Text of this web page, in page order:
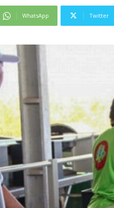
WhatsApp Twitter